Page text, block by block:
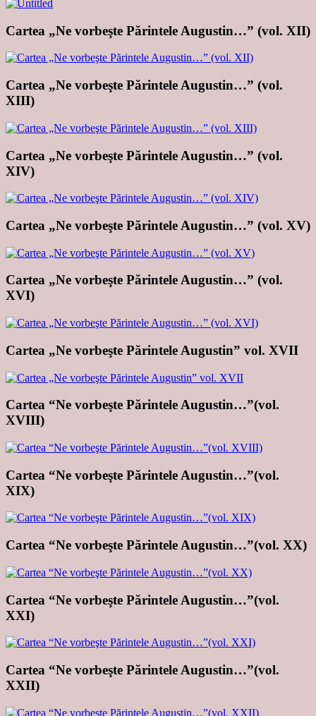
Cartea „Ne vorbeşte Părintele Augustin…” (vol. XII)
Cartea „Ne vorbeşte Părintele Augustin…” (vol.
XIII)
Cartea „Ne vorbeşte Părintele Augustin…” (vol.
XIV)
Cartea „Ne vorbeşte Părintele Augustin…” (vol. XV)
Cartea „Ne vorbeşte Părintele Augustin…” (vol.
XVI)
Cartea „Ne vorbeşte Părintele Augustin” vol. XVII
Cartea “Ne vorbeşte Părintele Augustin…”(vol.
XVIII)
Cartea “Ne vorbeşte Părintele Augustin…”(vol.
XIX)
Cartea “Ne vorbeşte Părintele Augustin…”(vol. XX)
Cartea “Ne vorbeşte Părintele Augustin…”(vol.
XXI)
Cartea “Ne vorbeşte Părintele Augustin…”(vol.
XXII)